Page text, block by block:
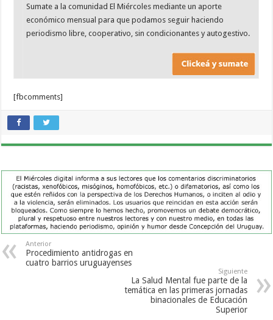
Sumate a la comunidad El Miércoles mediante un aporte
económico mensual para que podamos seguir haciendo
periodismo libre, cooperativo, sin condicionantes y autogestivo.
[fbcomments]
Anterior
Procedimiento antidrogas en
cuatro barrios uruguayenses
Siguiente
La Salud Mental fue parte de la
temática en las primeras jornadas
binacionales de Educación
Superior